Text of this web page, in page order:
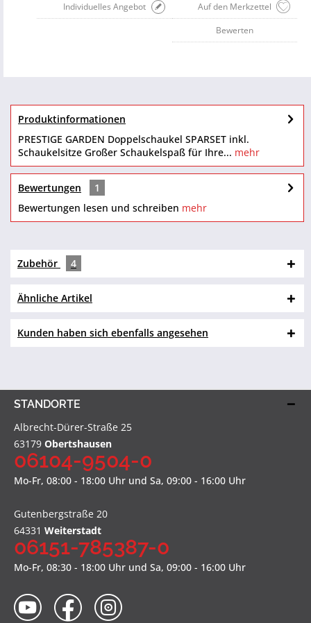
Auf den Merkzettel
Individuelles Angebot
Bewerten
Produktinformationen
PRESTIGE GARDEN Doppelschaukel SPARSET inkl.
Schaukelsitze Großer Schaukelspaß für Ihre... mehr
Bewertungen
1
Bewertungen lesen und schreiben mehr
Zubehör 4
Ähnliche Artikel
Kunden haben sich ebenfalls angesehen
STANDORTE
Albrecht-Dürer-Straße 25
63179 Obertshausen
06104-9504-0
Mo-Fr, 08:00 - 18:00 Uhr und Sa, 09:00 - 16:00 Uhr
Gutenbergstraße 20
64331 Weiterstadt
06151-785387-0
Mo-Fr, 08:30 - 18:00 Uhr und Sa, 09:00 - 16:00 Uhr